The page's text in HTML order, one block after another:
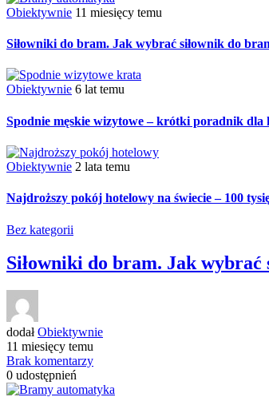
Obiektywnie 11 miesięcy temu
Siłowniki do bram. Jak wybrać siłownik do
Obiektywnie 6 lat temu
Spodnie męskie wizytowe – krótki poradnik dla
Obiektywnie 2 lata temu
Najdroższy pokój hotelowy na świecie – 100
Bez kategorii
Siłowniki do bram. Jak wybrać
dodałObiektywnie
11 miesięcy temu
Brak komentarzy
0 udostępnień